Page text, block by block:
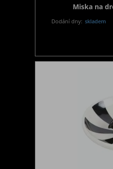
Miska na
Dodání dny: skladem